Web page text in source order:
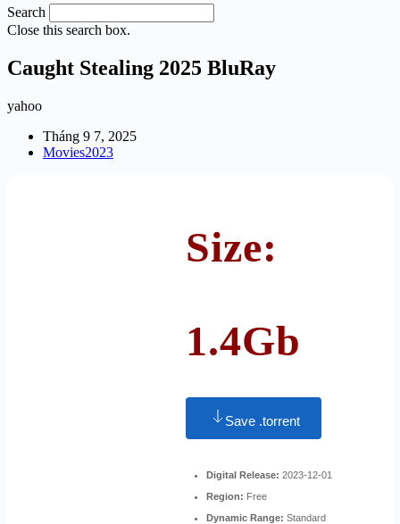
Search
Close this search box.
Caught Stealing 2025 BluRay
yahoo
Tháng 9 7, 2025
Movies2023
Size:
1.4Gb
Save .torrent
Digital Release: 2023-12-01
Region: Free
Dynamic Range: Standard